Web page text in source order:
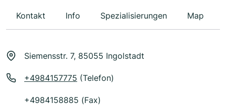
Kontakt Info Spezialisierungen Map
Siemensstr. 7, 85055 Ingolstadt
+4984157775 (Telefon)
+4984158885 (Fax)